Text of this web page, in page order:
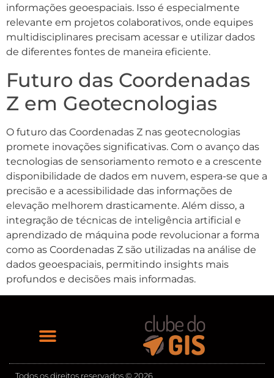
informações geoespaciais. Isso é especialmente
relevante em projetos colaborativos, onde equipes
multidisciplinares precisam acessar e utilizar dados
de diferentes fontes de maneira eficiente.
Futuro das Coordenadas
Z em Geotecnologias
O futuro das Coordenadas Z nas geotecnologias
promete inovações significativas. Com o avanço das
tecnologias de sensoriamento remoto e a crescente
disponibilidade de dados em nuvem, espera-se que a
precisão e a acessibilidade das informações de
elevação melhorem drasticamente. Além disso, a
integração de técnicas de inteligência artificial e
aprendizado de máquina pode revolucionar a forma
como as Coordenadas Z são utilizadas na análise de
dados geoespaciais, permitindo insights mais
profundos e decisões mais informadas.
Todos os direitos reservados © 2026